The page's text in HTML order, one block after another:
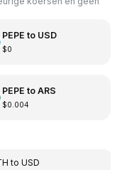
PEPE to USD
$0
PEPE to ARS
$0.004
toUSD